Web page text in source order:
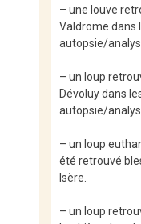
– une louve
Valdrome dans
autopsie/
– un loup
Dévoluy dans
autopsie/
– un loup
été retrouvé
Isère.
– un loup